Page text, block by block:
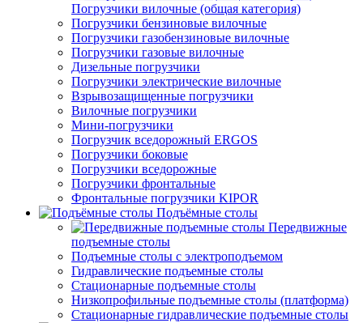
Погрузчики вилочные (общая категория)
Погрузчики бензиновые вилочные
Погрузчики газобензиновые вилочные
Погрузчики газовые вилочные
Дизельные погрузчики
Погрузчики электрические вилочные
Взрывозащищенные погрузчики
Вилочные погрузчики
Мини-погрузчики
Погрузчик вседорожный ERGOS
Погрузчики боковые
Погрузчики вседорожные
Погрузчики фронтальные
Фронтальные погрузчики KIPOR
Подъёмные столы
Передвижные
подъемные столы
Подъемные столы с электроподъемом
Гидравлические подъемные столы
Стационарные подъемные столы
Низкопрофильные подъемные столы (платформа)
Стационарные гидравлические подъемные столы